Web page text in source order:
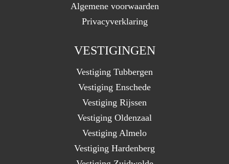
Algemene voorwaarden
Privacyverklaring
VESTIGINGEN
Vestiging Tubbergen
Vestiging Enschede
Vestiging Rijssen
Vestiging Oldenzaal
Vestiging Almelo
Vestiging Hardenberg